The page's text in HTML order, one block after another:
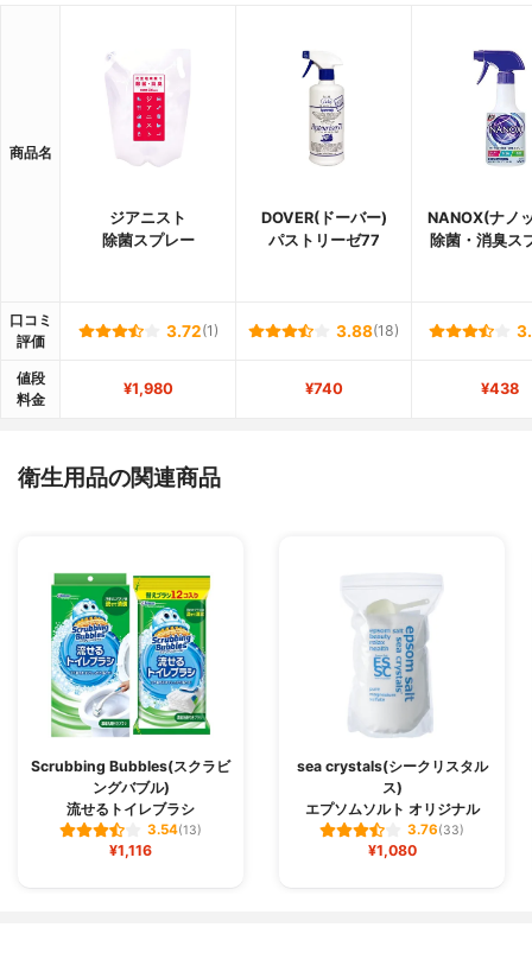
商品名
ジアニスト
除菌スプレー
DOVER(ドーバー)
パストリーゼ77
NANOX(ナノ
除菌・消臭ス
口コミ
評価
3.72(1) 3.88(18)
値段
料金
¥1,980 ¥740 ¥438
衛生用品の関連商品
Scrubbing Bubbles(スクラビ
ングバブル)
流せるトイレブラシ
3.54(13)
¥1,116
sea crystals(シークリスタル
ス)
エプソムソルト オリジナル
3.76(33)
¥1,080